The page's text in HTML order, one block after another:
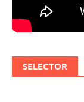
SELECTOR